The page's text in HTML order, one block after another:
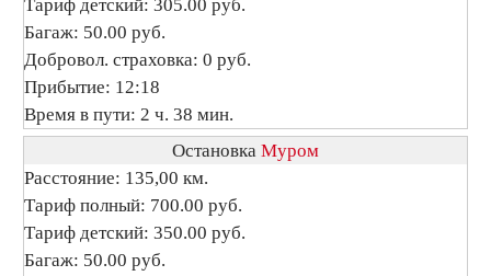
Тариф детский: 305.00 руб.
Багаж: 50.00 руб.
Добровол. страховка: 0 руб.
Прибытие: 12:18
Время в пути: 2 ч. 38 мин.
Остановка Муром
Расстояние: 135,00 км.
Тариф полный: 700.00 руб.
Тариф детский: 350.00 руб.
Багаж: 50.00 руб.